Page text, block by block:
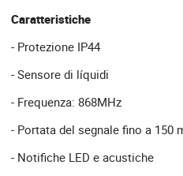
Caratteristiche
- Protezione IP44
- Sensore di líquidi
- Frequenza: 868MHz
- Portata del segnale fino a 150
- Notifiche LED e acustiche